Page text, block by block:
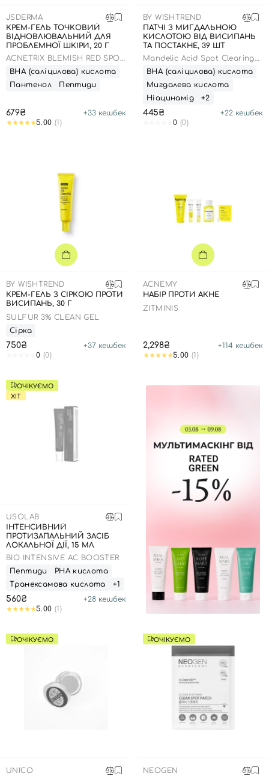
Креми для тіла з SPF
Мініатюри
Карбоксітерапія
Бʼюті гаджети
Автозасмага
Набори
Шия і декольте
Спеціальний догляд
Для дітей
Для чоловіків
Дезодоранти
Засоби для інтимної гігієни
Автозасмага для тіла
JSDERMA
КРЕМ-ГЕЛЬ ТОЧКОВИЙ
ВІДНОВЛЮВАЛЬНИЙ ДЛЯ
ПРОБЛЕМНОЇ ШКІРИ, 20 Г
ACNETRIX BLEMISH RED SPOT
GEL
ВНА (саліцилова) кислота
Пантенол
Пептиди
679₴ +33 кешбек
5.00 (1)
BY WISHTREND
ПАТЧІ З МИГДАЛЬНОЮ
КИСЛОТОЮ ВІД ВИСИПАНЬ
ТА ПОСТАКНЕ, 39 ШТ
Mandelic Acid Spot Clearing
Patch
ВНА (саліцилова) кислота
Мигдалева кислота
Ніацинамід
+2
445₴ +22 кешбек
0 (0)
BY WISHTREND
КРЕМ-ГЕЛЬ З СІРКОЮ ПРОТИ
ВИСИПАНЬ, 30 Г
SULFUR 3% CLEAN GEL
Сірка
750₴ +37 кешбек
0 (0)
ACNEMY
НАБІР ПРОТИ АКНЕ
ZITMINIS
2,298₴ +114 кешбек
5.00 (1)
ОЧІКУЄМО
ХІТ
USOLAB
ІНТЕНСИВНИЙ
ПРОТИЗАПАЛЬНИЙ ЗАСІБ
ЛОКАЛЬНОЇ ДІЇ, 15 МЛ
BIO INTENSIVE AC BOOSTER
Пептиди
РНА кислота
Транексамова кислота
+1
560₴ +28 кешбек
5.00 (1)
ОЧІКУЄМО
UNICO
ОЧІКУЄМО
NEOGEN